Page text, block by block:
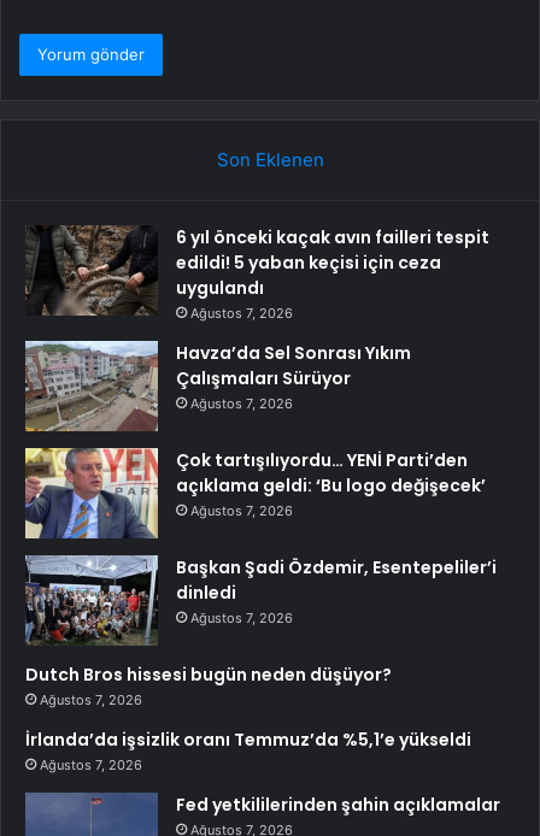
Son Eklenen
6 yıl önceki kaçak avın failleri tespit
edildi! 5 yaban keçisi için ceza
uygulandı
Ağustos 7, 2026
Havza’da Sel Sonrası Yıkım
Çalışmaları Sürüyor
Ağustos 7, 2026
Çok tartışılıyordu… YENİ Parti’den
açıklama geldi: ‘Bu logo değişecek’
Ağustos 7, 2026
Başkan Şadi Özdemir, Esentepeliler’i
dinledi
Ağustos 7, 2026
Dutch Bros hissesi bugün neden düşüyor?
Ağustos 7, 2026
İrlanda’da işsizlik oranı Temmuz’da %5,1’e yükseldi
Ağustos 7, 2026
Fed yetkililerinden şahin açıklamalar
Ağustos 7, 2026